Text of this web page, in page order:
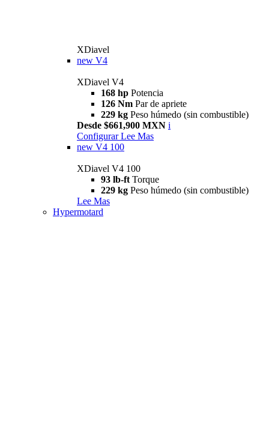
XDiavel
new V4
XDiavel V4
168 hp Potencia
126 Nm Par de apriete
229 kg Peso húmedo (sin combustible)
Desde $661,900 MXN i
Configurar Lee Mas
new V4 100
XDiavel V4 100
93 lb-ft Torque
229 kg Peso húmedo (sin combustible)
Lee Mas
Hypermotard